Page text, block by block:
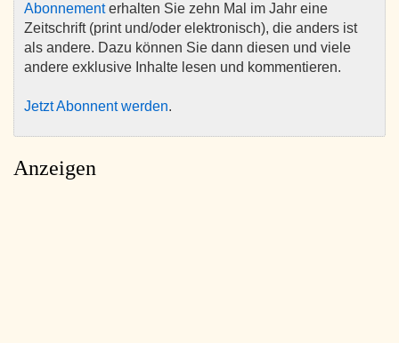
Abonnementerhalten Sie zehn Mal im Jahr eine
Zeitschrift (print und/oder elektronisch), die anders ist
als andere. Dazu können Sie dann diesen und viele
andere exklusive Inhalte lesen und kommentieren.
Jetzt Abonnent werden.
Anzeigen